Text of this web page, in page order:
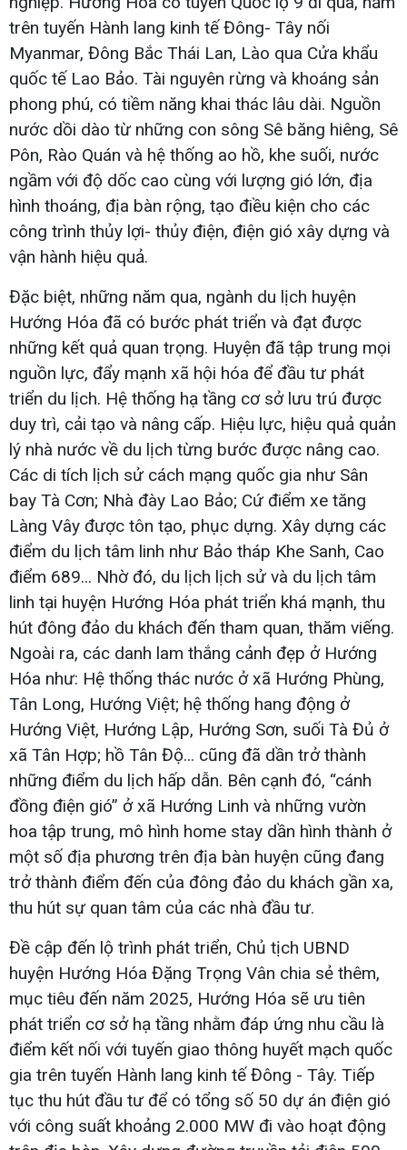
trên tuyến Hành lang kinh tế Đông- Tây nối
Myanmar, Đông Bắc Thái Lan, Lào qua Cửa khẩu
quốc tế Lao Bảo. Tài nguyên rừng và khoáng sản
phong phú, có tiềm năng khai thác lâu dài. Nguồn
nước dồi dào từ những con sông Sê băng hiêng, Sê
Pôn, Rào Quán và hệ thống ao hồ, khe suối, nước
ngầm với độ dốc cao cùng với lượng gió lớn, địa
hình thoáng, địa bàn rộng, tạo điều kiện cho các
công trình thủy lợi- thủy điện, điện gió xây dựng và
vận hành hiệu quả.
Đặc biệt, những năm qua, ngành du lịch huyện
Hướng Hóa đã có bước phát triển và đạt được
những kết quả quan trọng. Huyện đã tập trung mọi
nguồn lực, đẩy mạnh xã hội hóa để đầu tư phát
triển du lịch. Hệ thống hạ tầng cơ sở lưu trú được
duy trì, cải tạo và nâng cấp. Hiệu lực, hiệu quả quản
lý nhà nước về du lịch từng bước được nâng cao.
Các di tích lịch sử cách mạng quốc gia như Sân
bay Tà Cơn; Nhà đày Lao Bảo; Cứ điểm xe tăng
Làng Vây được tôn tạo, phục dựng. Xây dựng các
điểm du lịch tâm linh như Bảo tháp Khe Sanh, Cao
điểm 689... Nhờ đó, du lịch lịch sử và du lịch tâm
linh tại huyện Hướng Hóa phát triển khá mạnh, thu
hút đông đảo du khách đến tham quan, thăm viếng.
Ngoài ra, các danh lam thắng cảnh đẹp ở Hướng
Hóa như: Hệ thống thác nước ở xã Hướng Phùng,
Tân Long, Hướng Việt; hệ thống hang động ở
Hướng Việt, Hướng Lập, Hướng Sơn, suối Tà Đủ ở
xã Tân Hợp; hồ Tân Độ... cũng đã dần trở thành
những điểm du lịch hấp dẫn. Bên cạnh đó, “cánh
đồng điện gió” ở xã Hướng Linh và những vườn
hoa tập trung, mô hình home stay dần hình thành ở
một số địa phương trên địa bàn huyện cũng đang
trở thành điểm đến của đông đảo du khách gần xa,
thu hút sự quan tâm của các nhà đầu tư.
Đề cập đến lộ trình phát triển, Chủ tịch UBND
huyện Hướng Hóa Đặng Trọng Vân chia sẻ thêm,
mục tiêu đến năm 2025, Hướng Hóa sẽ ưu tiên
phát triển cơ sở hạ tầng nhằm đáp ứng nhu cầu là
điểm kết nối với tuyến giao thông huyết mạch quốc
gia trên tuyến Hành lang kinh tế Đông - Tây. Tiếp
tục thu hút đầu tư để có tổng số 50 dự án điện gió
với công suất khoảng 2.000 MW đi vào hoạt động